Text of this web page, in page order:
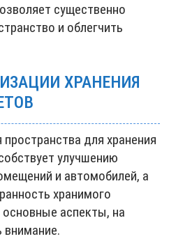
существенно
и облегчить
ХРАНЕНИЯ
для хранения
улучшению
и автомобилей, а
хранимого
аспекты, на
внимание.